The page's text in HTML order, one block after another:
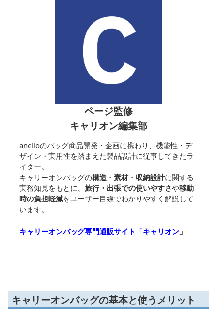
ページ監修
キャリオン編集部
anelloのバッグ商品開発・企画に携わり、機能性・デ
ザイン・実用性を踏まえた製品設計に従事してきたラ
イター。
キャリーオンバッグの構造 ・ 素材・ 収納設計に関する
実務知見をもとに、 旅行・出張での使いやすさや移動
時の負担軽減をユーザー目線でわかりやすく解説して
います。
キャリーオンバッグ専門通販サイト「キャリオン 」
キャリーオンバッグの基本と使うメリット